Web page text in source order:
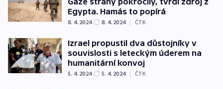
Egypta. Hamás to popírá
8. 4. 2024 8. 4. 2024 | ČTK
Izrael propustil dva důstojníky v
souvislosti s leteckým úderem na
humanitární konvoj
5. 4. 2024 5. 4. 2024 | ČTK